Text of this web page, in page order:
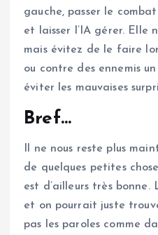
gauche, passer le
et laisser l’IA gérer. Elle
mais évitez de le faire
ou contre des ennemis
éviter les mauvaises
Bref…
Il ne nous reste plus
de quelques petites
est d’ailleurs très bonne.
et on pourrait juste
pas les paroles comme